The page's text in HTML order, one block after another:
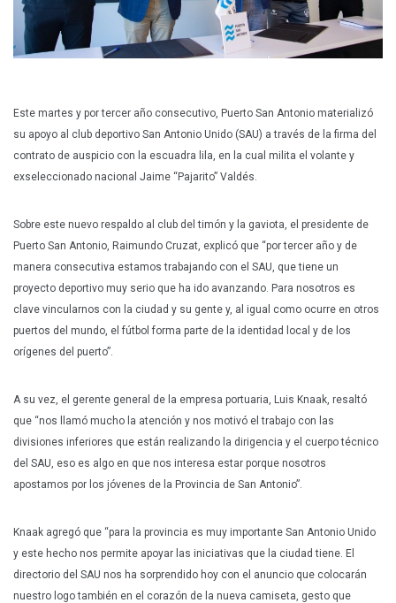
Este martes y por tercer año consecutivo, Puerto San Antonio materializó
su apoyo al club deportivo San Antonio Unido (SAU) a través de la firma del
contrato de auspicio con la escuadra lila, en la cual milita el volante y
exseleccionado nacional Jaime “Pajarito” Valdés.
Sobre este nuevo respaldo al club del timón y la gaviota, el presidente de
Puerto San Antonio, Raimundo Cruzat, explicó que “por tercer año y de
manera consecutiva estamos trabajando con el SAU, que tiene un
proyecto deportivo muy serio que ha ido avanzando. Para nosotros es
clave vincularnos con la ciudad y su gente y, al igual como ocurre en otros
puertos del mundo, el fútbol forma parte de la identidad local y de los
orígenes del puerto”.
A su vez, el gerente general de la empresa portuaria, Luis Knaak, resaltó
que “nos llamó mucho la atención y nos motivó el trabajo con las
divisiones inferiores que están realizando la dirigencia y el cuerpo técnico
del SAU, eso es algo en que nos interesa estar porque nosotros
apostamos por los jóvenes de la Provincia de San Antonio”.
Knaak agregó que “para la provincia es muy importante San Antonio Unido
y este hecho nos permite apoyar las iniciativas que la ciudad tiene. El
directorio del SAU nos ha sorprendido hoy con el anuncio que colocarán
nuestro logo también en el corazón de la nueva camiseta, gesto que